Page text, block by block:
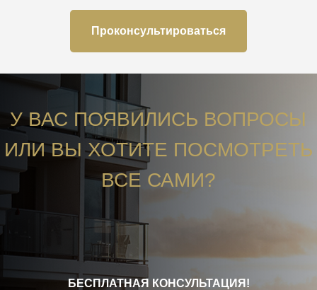
Проконсультироваться
У ВАС ПОЯВИЛИСЬ ВОПРОСЫ
ИЛИ ВЫ ХОТИТЕ ПОСМОТРЕТЬ
ВСЕ САМИ?
БЕСПЛАТНАЯ КОНСУЛЬТАЦИЯ!